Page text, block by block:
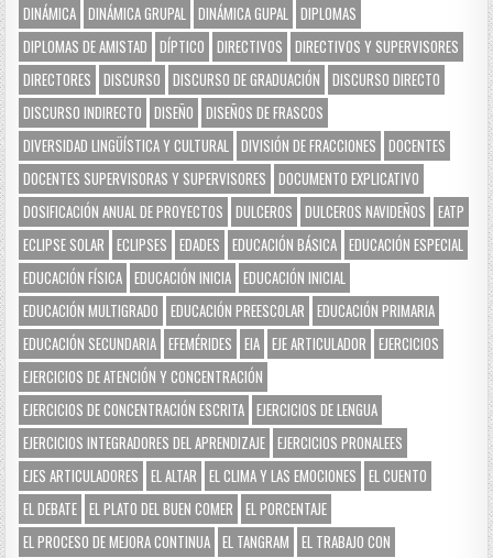
DINÁMICA DINÁMICA GRUPAL DINÁMICA GUPAL
DIPLOMAS
DIPLOMAS DE AMISTAD
DÍPTICO DIRECTIVOS
DIRECTIVOS Y SUPERVISORES
DIRECTORES
DISCURSO DISCURSO DE GRADUACIÓN
DISCURSO DIRECTO
DISCURSO INDIRECTO
DISEÑO
DISEÑOS DE FRASCOS
DIVERSIDAD LINGÜÍSTICA Y CULTURAL
DIVISIÓN DE FRACCIONES
DOCENTES
DOCENTES SUPERVISORAS Y SUPERVISORES
DOCUMENTO EXPLICATIVO
DOSIFICACIÓN ANUAL DE PROYECTOS
DULCEROS DULCEROS NAVIDEÑOS
EATP
ECLIPSE SOLAR
ECLIPSES EDADES EDUCACIÓN BÁSICA EDUCACIÓN ESPECIAL
EDUCACIÓN FÍSICA EDUCACIÓN INICIA EDUCACIÓN INICIAL
EDUCACIÓN MULTIGRADO
EDUCACIÓN PREESCOLAR
EDUCACIÓN PRIMARIA
EDUCACIÓN SECUNDARIA EFEMÉRIDES EIA EJE ARTICULADOR
EJERCICIOS
EJERCICIOS DE ATENCIÓN Y CONCENTRACIÓN
EJERCICIOS DE CONCENTRACIÓN ESCRITA EJERCICIOS DE LENGUA
EJERCICIOS INTEGRADORES DEL APRENDIZAJE EJERCICIOS PRONALEES
EJES ARTICULADORES
EL ALTAR EL CLIMA Y LAS EMOCIONES
EL CUENTO
EL DEBATE EL PLATO DEL BUEN COMER
EL PORCENTAJE
EL PROCESO DE MEJORA CONTINUA EL TANGRAM
EL TRABAJO CON